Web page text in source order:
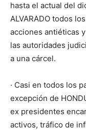
hasta el actual del
ALVARADO todos
acciones antiéticas
las autoridades
a una cárcel.
· Casi en todos los
excepción de
ex presidentes
activos, tráfico de